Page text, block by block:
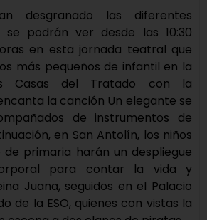
desgranado las diferentes
se podrán ver desde las 10:30
en esta jornada teatral que
más pequeños de infantil en la
Casas del Tratado con la
la canción Un elegante se
de instrumentos de
en San Antolín, los niños
primaria harán un despliegue
para contar la vida y
Juana, seguidos en el Palacio
de la ESO, quienes con vistas la